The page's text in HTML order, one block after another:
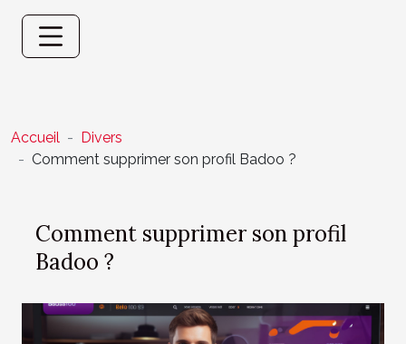
Accueil
Divers
Comment supprimer son profil Badoo ?
Comment supprimer son profil
Badoo ?